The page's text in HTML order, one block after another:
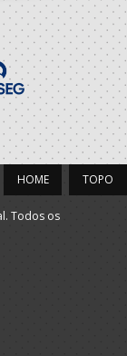
TOPO
HOME
Todos os